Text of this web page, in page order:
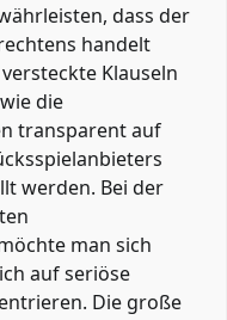
dass der
handelt
Klauseln
die
transparent auf
werden. Bei der
man sich
auf seriöse
Die große